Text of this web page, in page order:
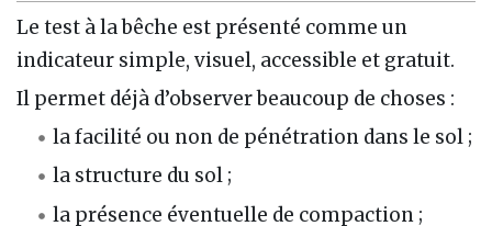
Le test à la bêche est présenté comme un
indicateur simple, visuel, accessible et gratuit.
Il permet déjà d’observer beaucoup de choses :
la facilité ou non de pénétration dans le sol ;
la structure du sol ;
la présence éventuelle de compaction ;